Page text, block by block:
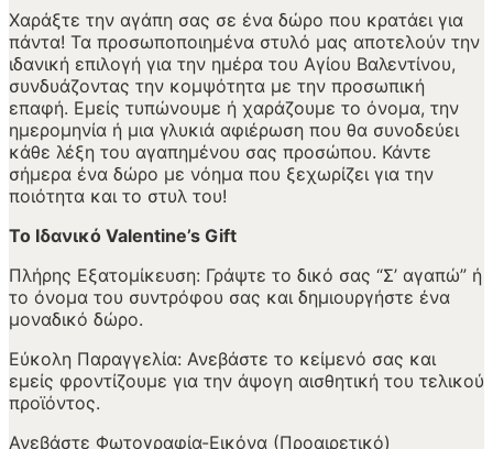
Χαράξτε την αγάπη σας σε ένα δώρο που κρατάει για
πάντα! Τα προσωποποιημένα στυλό μας αποτελούν την
ιδανική επιλογή για την ημέρα του Αγίου Βαλεντίνου,
συνδυάζοντας την κομψότητα με την προσωπική
επαφή. Εμείς τυπώνουμε ή χαράζουμε το όνομα, την
ημερομηνία ή μια γλυκιά αφιέρωση που θα συνοδεύει
κάθε λέξη του αγαπημένου σας προσώπου. Κάντε
σήμερα ένα δώρο με νόημα που ξεχωρίζει για την
ποιότητα και το στυλ του!
Το Ιδανικό Valentine’s Gift
Πλήρης Εξατομίκευση: Γράψτε το δικό σας “Σ’ αγαπώ” ή
το όνομα του συντρόφου σας και δημιουργήστε ένα
μοναδικό δώρο.
Εύκολη Παραγγελία: Ανεβάστε το κείμενό σας και
εμείς φροντίζουμε για την άψογη αισθητική του τελικού
προϊόντος.
Ανεβάστε Φωτογραφία-Εικόνα (Προαιρετικό)